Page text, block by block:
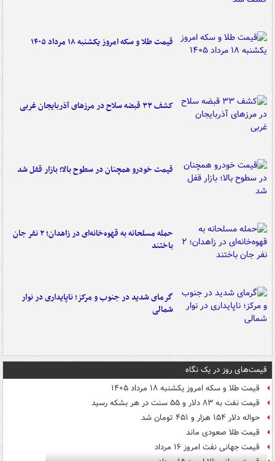
قیمت طلا و سکه امروز یکشنبه ۱۸ مرداد ۱۴۰۵
کشف ۳۳ قبضه سلاح در مرزهای آذربایجان غربی
قیمت خودرو همچنان در سطوح بالا؛ بازار قفل شد
حمله مسلحانه به قهوه‌خانه‌ای در زاهدان؛ ۲ نفر جان
باختند
گرمای شدید در جنوب و مرکز؛ ناپایداری در نوار
شمالی
قیمت‌های روز در یک نگاه
قیمت طلا و سکه امروز یکشنبه ۱۸ مرداد ۱۴۰۵
قیمت نفت به ۸۳ دلار و ۵۵ سنت در هر بشکه رسید
حواله دلار ۱۵۴ هزار و ۴۵۱ تومان شد
قیمت طلا صعودی ماند
قیمت جهانی نفت امروز ۱۶ مرداد